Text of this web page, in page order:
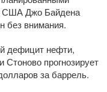
США Джо Байдена
без внимания.
дефицит нефти,
Стоново прогнозирует
за баррель.